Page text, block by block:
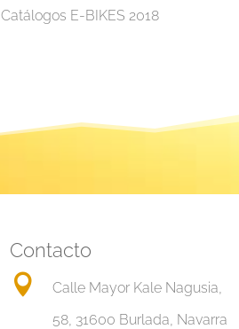
Catálogos E-BIKES 2018
Contacto

Calle Mayor Kale Nagusia,
58, 31600 Burlada, Navarra